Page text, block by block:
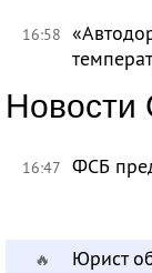
16:58
16:47 ФСБ
🔥 Юрист